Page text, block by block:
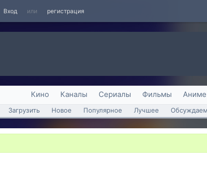
Вход или регистрация
Кино Каналы Сериалы Фильмы Аниме
Загрузить Новое Популярное Лучшее